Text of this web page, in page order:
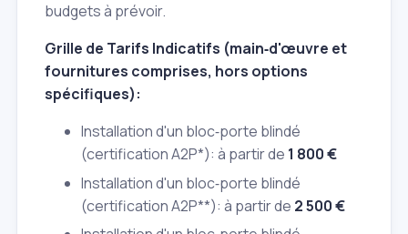
budgets à prévoir.
Grille de Tarifs Indicatifs (main‑d'œuvre et
fournitures comprises, hors options
spécifiques):
Installation d'un bloc‑porte blindé
(certification A2P*): à partir de 1 800 €
Installation d'un bloc‑porte blindé
(certification A2P**): à partir de 2 500 €